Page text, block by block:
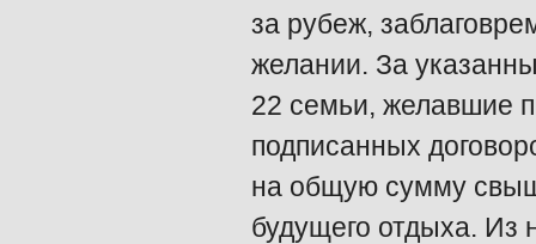
за рубеж,
желании. За
22 семьи, желавшие
подписанных
на общую сумму
будущего отдыха. Из